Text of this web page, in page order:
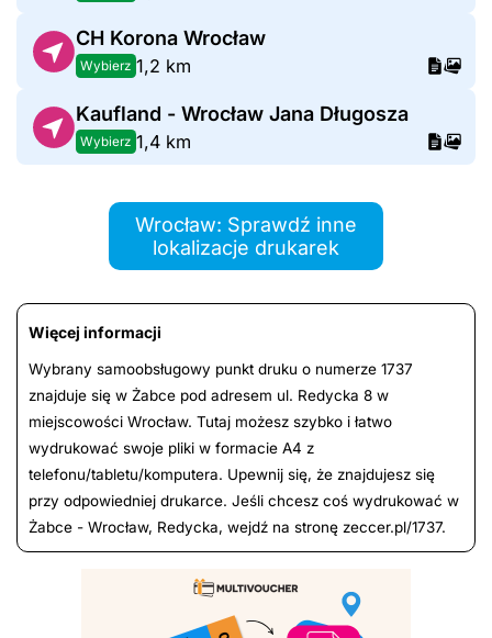
CH Korona Wrocław
Wybierz 1,2 km
Kaufland - Wrocław Jana Długosza
Wybierz 1,4 km
Wrocław: Sprawdź inne
lokalizacje drukarek
Więcej informacji
Wybrany samoobsługowy punkt druku o numerze 1737
znajduje się w Żabce pod adresem ul. Redycka 8 w
miejscowości Wrocław. Tutaj możesz szybko i łatwo
wydrukować swoje pliki w formacie A4 z
telefonu/tabletu/komputera. Upewnij się, że znajdujesz się
przy odpowiedniej drukarce. Jeśli chcesz coś wydrukować w
Żabce - Wrocław, Redycka, wejdź na stronę zeccer.pl/1737.